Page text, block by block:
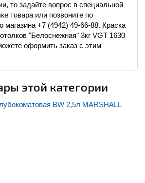
то задайте вопрос в специальной
товара или позвоните по
магазина +7 (4942) 49-66-88. Краска
"Белоснежная" 3кг VGT 1630
оформить заказ с этим
этой категории